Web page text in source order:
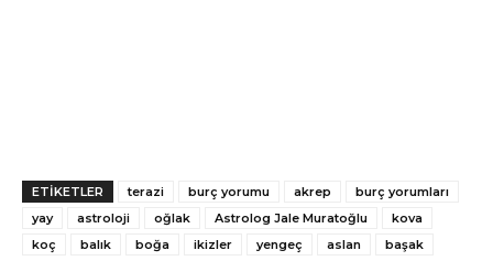
ETİKETLER terazi burç yorumu akrep
burç yorumları
yay
astroloji oğlak Astrolog Jale Muratoğlu
kova
koç
balık boğa ikizler yengeç aslan başak